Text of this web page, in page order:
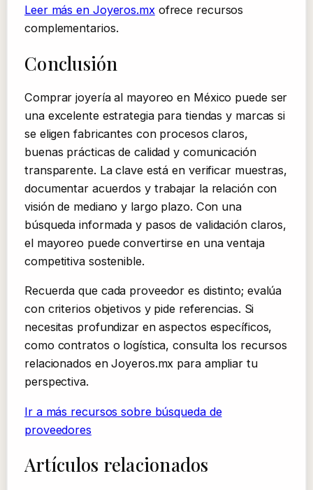
Leer más en Joyeros.mxofrece recursos
complementarios.
Conclusión
Comprar joyería al mayoreo en México puede ser
una excelente estrategia para tiendas y marcas si
se eligen fabricantes con procesos claros,
buenas prácticas de calidad y comunicación
transparente. La clave está en verificar muestras,
documentar acuerdos y trabajar la relación con
visión de mediano y largo plazo. Con una
búsqueda informada y pasos de validación claros,
el mayoreo puede convertirse en una ventaja
competitiva sostenible.
Recuerda que cada proveedor es distinto; evalúa
con criterios objetivos y pide referencias. Si
necesitas profundizar en aspectos específicos,
como contratos o logística, consulta los recursos
relacionados en Joyeros.mx para ampliar tu
perspectiva.
Ir a más recursos sobre búsqueda de
proveedores
Artículos relacionados